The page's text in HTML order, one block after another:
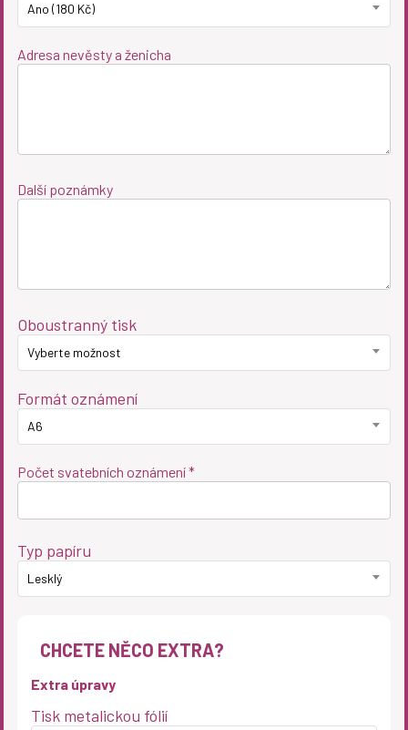
Ano (180 Kč)
Adresa nevěsty a ženicha
Další poznámky
Oboustranný tisk
Vyberte možnost
Formát oznámení
A6
Počet svatebních oznámení *
Typ papíru
Lesklý
CHCETE NĚCO EXTRA?
Extra úpravy
Tisk metalickou fólií